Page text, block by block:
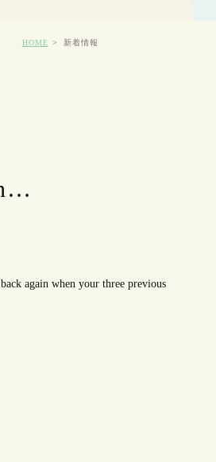
HOME 新着情報
again when your three previous